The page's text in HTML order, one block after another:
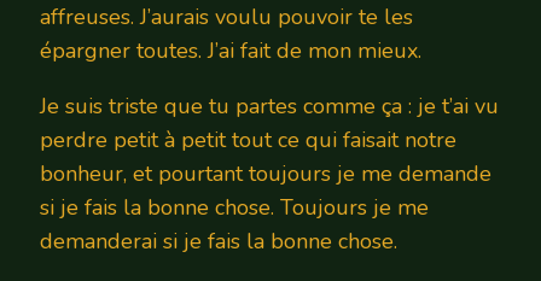
affreuses. J’aurais voulu pouvoir te les
épargner toutes. J’ai fait de mon mieux.
Je suis triste que tu partes comme ça : je t’ai vu
perdre petit à petit tout ce qui faisait notre
bonheur, et pourtant toujours je me demande
si je fais la bonne chose. Toujours je me
demanderai si je fais la bonne chose.